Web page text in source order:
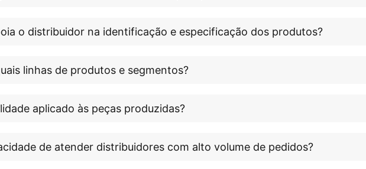
o distribuidor na identificação e especificação dos produtos?
linhas de produtos e segmentos?
aplicado às peças produzidas?
de atender distribuidores com alto volume de pedidos?